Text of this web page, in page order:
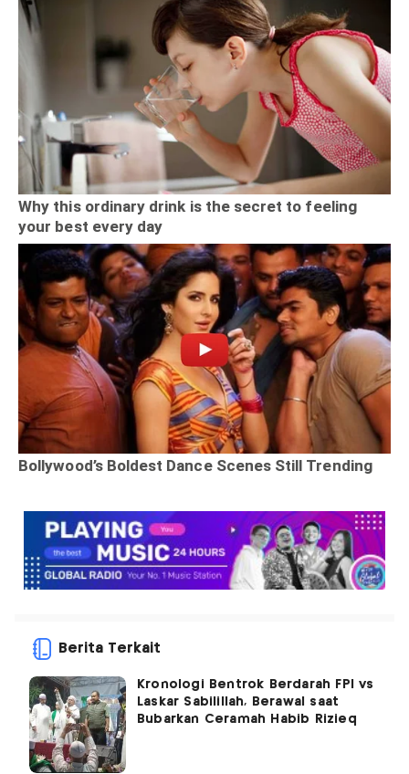
Berita Terkait
Kronologi Bentrok Berdarah FPI vs
Laskar Sabilillah, Berawal saat
Bubarkan Ceramah Habib Rizieq